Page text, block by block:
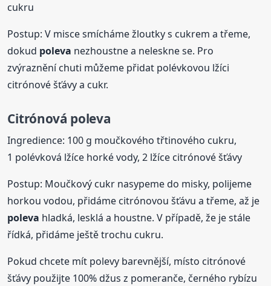
cukru
Postup: V misce smícháme žloutky s cukrem a třeme,
dokud poleva nezhoustne a neleskne se. Pro
zvýraznění chuti můžeme přidat polévkovou lžíci
citrónové šťávy a cukr.
Citrónová poleva
Ingredience: 100 g moučkového třtinového cukru,
1 polévková lžíce horké vody, 2 lžíce citrónové šťávy
Postup: Moučkový cukr nasypeme do misky, polijeme
horkou vodou, přidáme citrónovou šťávu a třeme, až je
poleva hladká, lesklá a houstne. V případě, že je stále
řídká, přidáme ještě trochu cukru.
Pokud chcete mít polevy barevnější, místo citrónové
šťávy použijte 100% džus z pomeranče, černého rybízu